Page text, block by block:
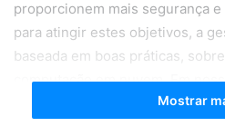
proporcionem mais segurança
para atingir estes objetivos, a
baseada em boas práticas,
computação em nuvem. Em
fundamental para a
Mostrar